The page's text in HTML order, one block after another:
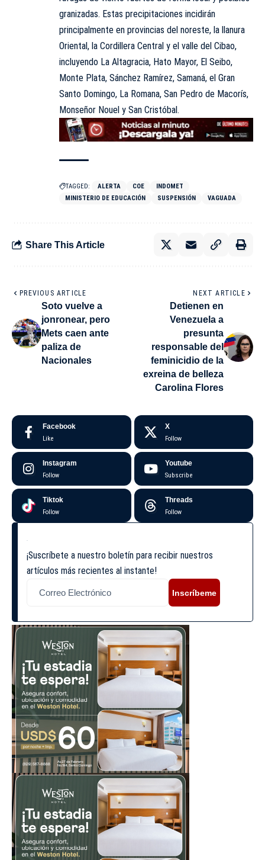
granizadas. Estas precipitaciones incidirán
principalmente en provincias del noreste, la llanura
Oriental, la Cordillera Central y el valle del Cibao,
incluyendo La Altagracia, Hato Mayor, El Seibo,
Monte Plata, Sánchez Ramírez, Samaná, el Gran
Santo Domingo, La Romana, San Pedro de Macorís,
Monseñor Nouel y San Cristóbal.
TAGGED: ALERTA COE
INDOMET
MINISTERIO DE EDUCACIÓN
SUSPENSIÓN VAGUADA
Share This Article
PREVIOUS ARTICLE
Soto vuelve a
jonronear, pero
Mets caen ante
paliza de
Nacionales
NEXT ARTICLE
Detienen en
Venezuela a
presunta
responsable del
feminicidio de la
exreina de belleza
Carolina Flores
Facebook
Like
X
Follow
Instagram
Follow
Youtube
Subscribe
Tiktok
Follow
Threads
Follow
¡Suscríbete a nuestro boletín para recibir nuestros
artículos más recientes al instante!
Inscríbeme